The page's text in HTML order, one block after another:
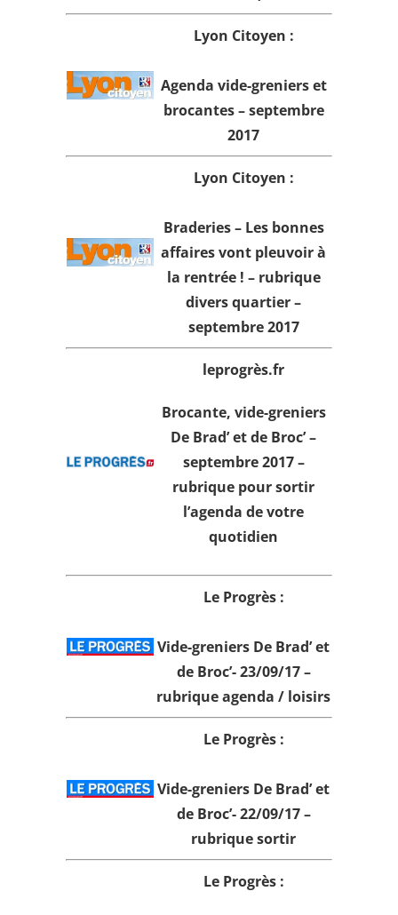
Lyon Citoyen :
Agenda vide-greniers et
brocantes – septembre
2017
Lyon Citoyen :
Braderies – Les bonnes
affaires vont pleuvoir à
la rentrée ! – rubrique
divers quartier –
septembre 2017
leprogrès.fr
Brocante, vide-greniers
De Brad’ et de Broc’ –
septembre 2017 –
rubrique pour sortir
l’agenda de votre
quotidien
Le Progrès :
Vide-greniers De Brad’ et
de Broc’- 23/09/17 –
rubrique agenda / loisirs
Le Progrès :
Vide-greniers De Brad’ et
de Broc’- 22/09/17 –
rubrique sortir
Le Progrès :